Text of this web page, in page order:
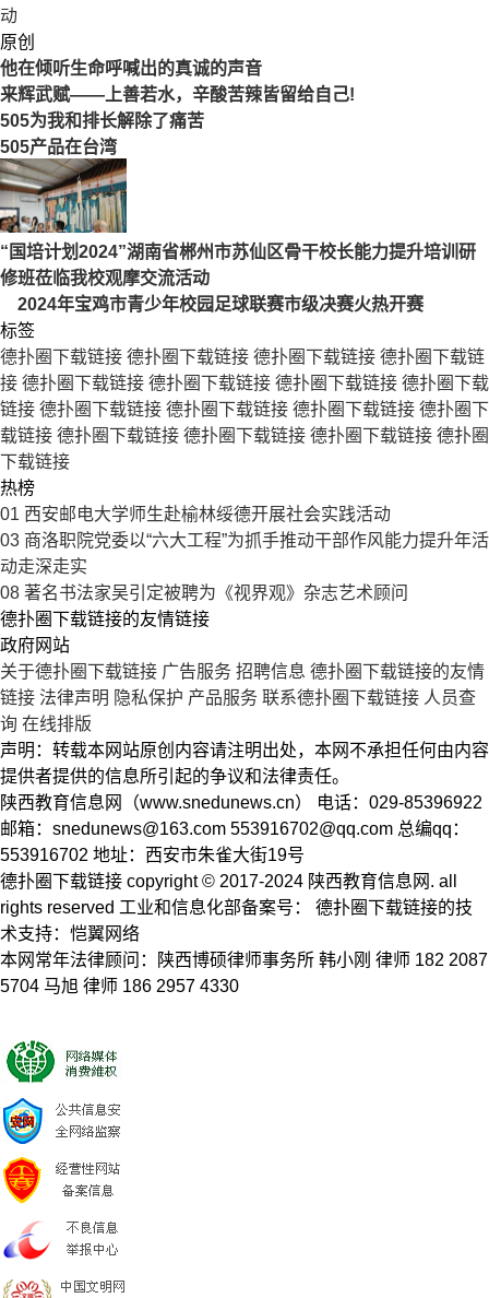
动
原创
他在倾听生命呼喊出的真诚的声音
来辉武赋——上善若水，辛酸苦辣皆留给自己!
505为我和排长解除了痛苦
505产品在台湾
“国培计划2024”湖南省郴州市苏仙区骨干校长能力提升培训研
修班莅临我校观摩交流活动
2024年宝鸡市青少年校园足球联赛市级决赛火热开赛
标签
德扑圈下载链接 德扑圈下载链接 德扑圈下载链接 德扑圈下载链
接 德扑圈下载链接 德扑圈下载链接 德扑圈下载链接 德扑圈下载
链接 德扑圈下载链接 德扑圈下载链接 德扑圈下载链接 德扑圈下
载链接 德扑圈下载链接 德扑圈下载链接 德扑圈下载链接 德扑圈
下载链接
热榜
01 西安邮电大学师生赴榆林绥德开展社会实践活动
03 商洛职院党委以“六大工程”为抓手推动干部作风能力提升年活
动走深走实
08 著名书法家吴引定被聘为《视界观》杂志艺术顾问
德扑圈下载链接的友情链接
政府网站
关于德扑圈下载链接 广告服务 招聘信息 德扑圈下载链接的友情
链接 法律声明 隐私保护 产品服务 联系德扑圈下载链接 人员查
询 在线排版
声明：转载本网站原创内容请注明出处，本网不承担任何由内容
提供者提供的信息所引起的争议和法律责任。
陕西教育信息网（www.snedunews.cn） 电话：029-85396922
邮箱： snedunews@163.com 553916702@qq.com 总编qq：
553916702 地址：西安市朱雀大街19号
德扑圈下载链接 copyright © 2017-2024 陕西教育信息网. all
rights reserved 工业和信息化部备案号： 德扑圈下载链接的技
术支持：恺翼网络
本网常年法律顾问：陕西博硕律师事务所 韩小刚 律师 182 2087
5704 马旭 律师 186 2957 4330